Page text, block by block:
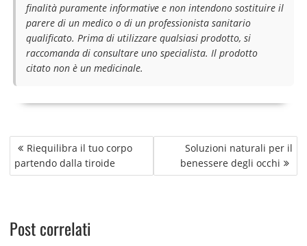
finalità puramente informative e non intendono sostituire il
parere di un medico o di un professionista sanitario
qualificato. Prima di utilizzare qualsiasi prodotto, si
raccomanda di consultare uno specialista. Il prodotto
citato non è un medicinale.
Navigazione
articoli
Riequilibra il tuo corpo
partendo dalla tiroide
Soluzioni naturali per il
benessere degli occhi
Post correlati